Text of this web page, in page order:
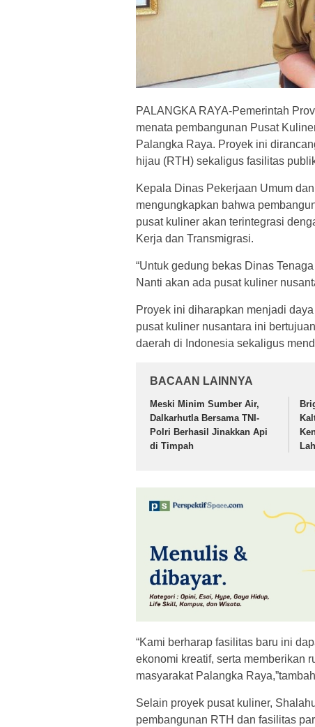
PALANGKA RAYA-Pemerintah
menata pembangunan Pusat
Palangka Raya. Proyek ini
hijau (RTH) sekaligus fasilitas
Kepala Dinas Pekerjaan Umum
mengungkapkan bahwa
pusat kuliner akan terintegrasi
Kerja dan Transmigrasi.
“Untuk gedung bekas Dinas
Nanti akan ada pusat kuliner
Proyek ini diharapkan menjadi
pusat kuliner nusantara ini
daerah di Indonesia sekaligus
BACAAN LAINNYA
Meski Minim Sumber Air,
Dalkarhutla Bersama TNI-
Polri Berhasil Jinakkan Api
di Timpah
“Kami berharap fasilitas baru ini
ekonomi kreatif, serta memberikan
masyarakat Palangka
Selain proyek pusat kuliner,
pembangunan RTH dan fasilitas